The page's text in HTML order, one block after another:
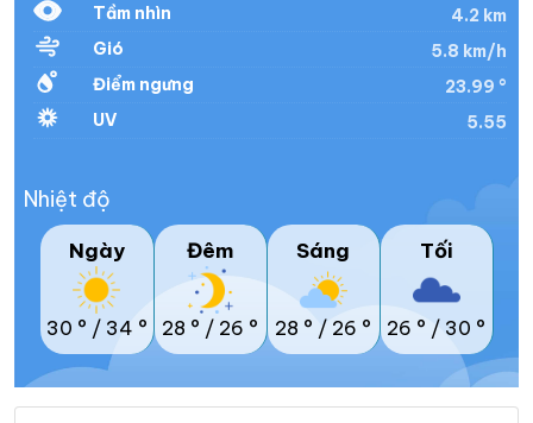
Tầm nhìn
4.2 km
Gió
5.8 km/h
Điểm ngưng
23.99 °
UV
5.55
Nhiệt độ
Ngày
30 ° / 34 °
Đêm
28 ° / 26 °
Sáng
28 ° / 26 °
Tối
26 ° / 30 °